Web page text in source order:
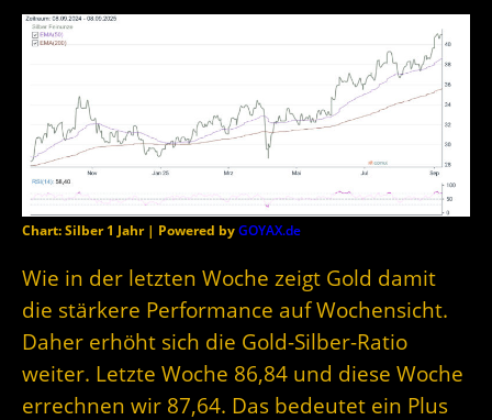
Chart: Silber 1 Jahr | Powered byGOYAX.de
Wie in der letzten Woche zeigt Gold damit
die stärkere Performance auf Wochensicht.
Daher erhöht sich die Gold-Silber-Ratio
weiter. Letzte Woche 86,84 und diese Woche
errechnen wir 87,64. Das bedeutet ein Plus